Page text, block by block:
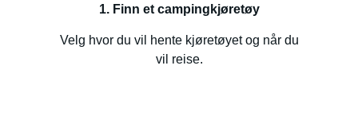
1. Finn et campingkjøretøy
Velg hvor du vil hente kjøretøyet og når du
vil reise.